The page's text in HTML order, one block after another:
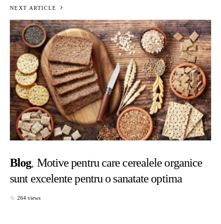
NEXT ARTICLE
Blog Motive pentru care cerealele organice
sunt excelente pentru o sanatate optima
264 views